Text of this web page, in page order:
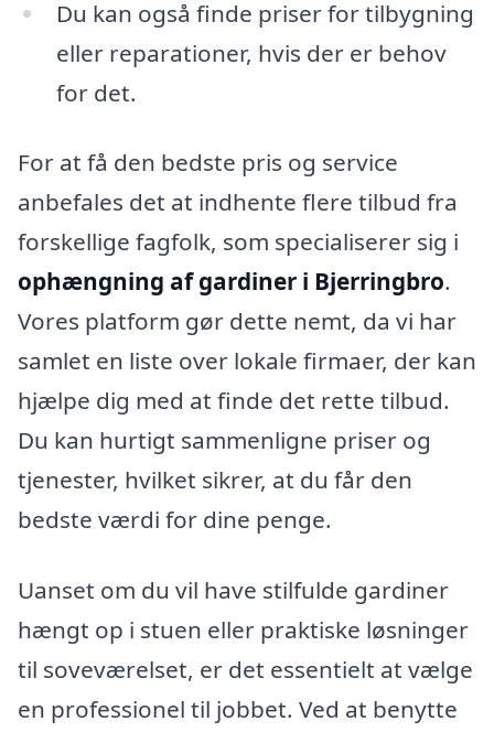
Du kan også finde priser for tilbygning
eller reparationer, hvis der er behov
for det.
For at få den bedste pris og service
anbefales det at indhente flere tilbud fra
forskellige fagfolk, som specialiserer sig i
ophængning af gardiner i Bjerringbro.
Vores platform gør dette nemt, da vi har
samlet en liste over lokale firmaer, der kan
hjælpe dig med at finde det rette tilbud.
Du kan hurtigt sammenligne priser og
tjenester, hvilket sikrer, at du får den
bedste værdi for dine penge.
Uanset om du vil have stilfulde gardiner
hængt op i stuen eller praktiske løsninger
til soveværelset, er det essentielt at vælge
en professionel til jobbet. Ved at benytte